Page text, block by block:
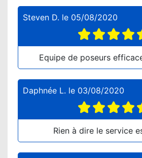
Steven D. le 05/08/2020
Equipe de poseurs
Daphnée L. le 03/08/2020
Rien à dire le service